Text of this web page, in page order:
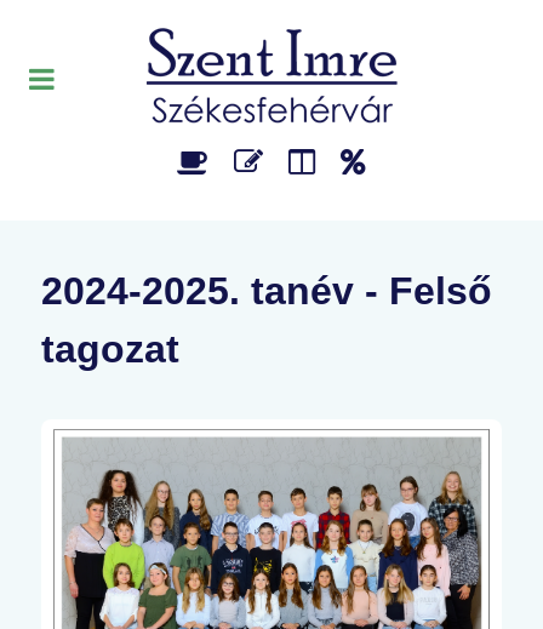
2024-2025. tanév - Felső
tagozat